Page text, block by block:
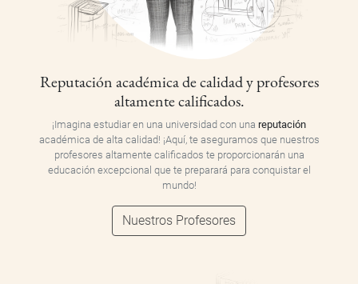
Reputación académica de calidad y profesores
altamente calificados.
¡Imagina estudiar en una universidad con una reputación
académica de alta calidad! ¡Aquí, te aseguramos que nuestros
profesores altamente calificados te proporcionarán una
educación excepcional que te preparará para conquistar el
mundo!
Nuestros Profesores